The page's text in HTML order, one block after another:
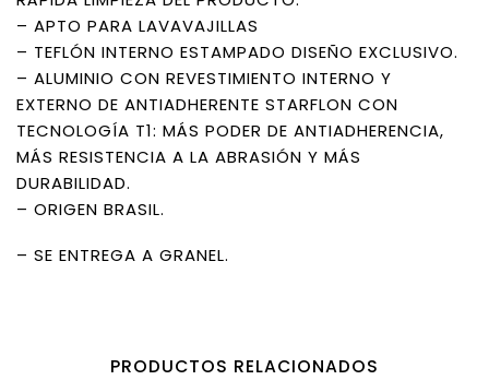
– APTO PARA LAVAVAJILLAS
– TEFLÓN INTERNO ESTAMPADO DISEÑO EXCLUSIVO.
– ALUMINIO CON REVESTIMIENTO INTERNO Y
EXTERNO DE ANTIADHERENTE STARFLON CON
TECNOLOGÍA T1: MÁS PODER DE ANTIADHERENCIA,
MÁS RESISTENCIA A LA ABRASIÓN Y MÁS
DURABILIDAD.
– ORIGEN BRASIL.
– SE ENTREGA A GRANEL.
PRODUCTOS RELACIONADOS